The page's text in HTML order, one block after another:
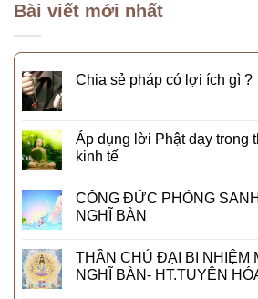
Bài viết mới nhất
Chia sẻ pháp có lợi ích gì ?
Áp dụng lời Phật dạy trong
kinh tế
CÔNG ĐỨC PHÓNG
NGHĨ BÀN
THẦN CHÚ ĐẠI BI NHIỆM
NGHĨ BÀN- HT.TUYÊN